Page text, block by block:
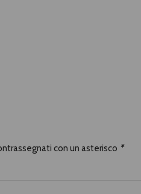
con un asterisco *